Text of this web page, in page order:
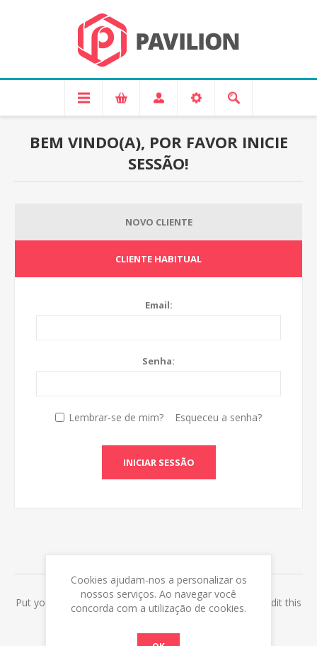
BEM VINDO(A), POR FAVOR INICIE
SESSÃO!
NOVO CLIENTE
CLIENTE HABITUAL
Email:
Senha:
Lembrar-se de mim? Esqueceu a senha?
INICIAR SESSÃO
Put your login / registration information here. You can edit this
Cookies ajudam-nos a personalizar os
nossos serviços. Ao navegar você
concorda com a utilização de cookies.